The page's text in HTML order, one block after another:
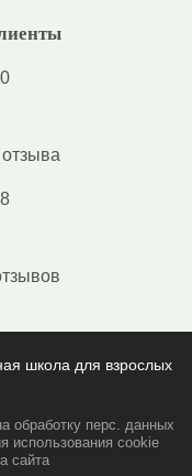
школа для взрослых
обработку перс. данных
использования cookie
сайта